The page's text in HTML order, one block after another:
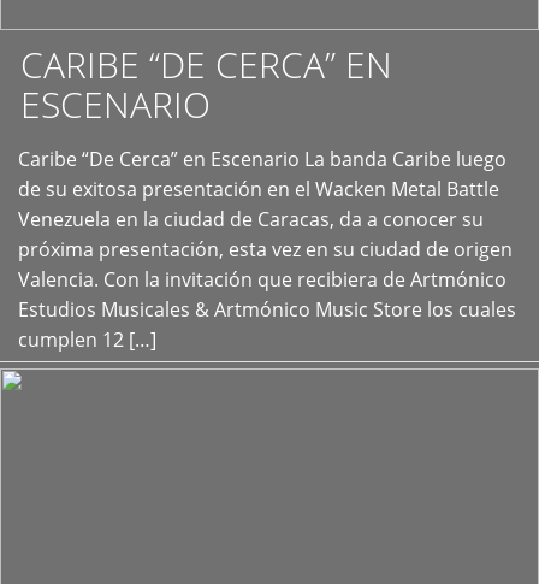
CARIBE “DE CERCA” EN
ESCENARIO
Caribe “De Cerca” en Escenario La banda Caribe luego
de su exitosa presentación en el Wacken Metal Battle
Venezuela en la ciudad de Caracas, da a conocer su
próxima presentación, esta vez en su ciudad de origen
Valencia. Con la invitación que recibiera de Artmónico
Estudios Musicales & Artmónico Music Store los cuales
cumplen 12 […]
+